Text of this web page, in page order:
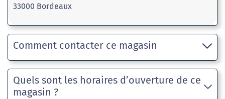
33000 Bordeaux
Comment contacter ce magasin
Quels sont les horaires d’ouverture de ce
magasin ?